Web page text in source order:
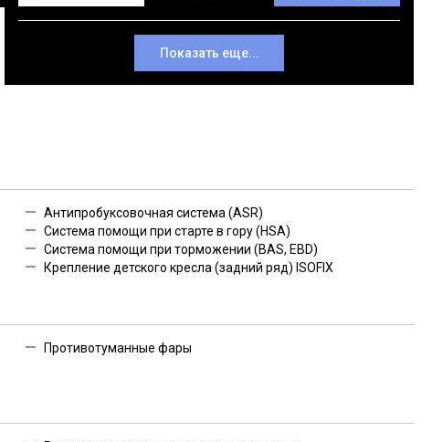
Показать еще...
Антипробуксовочная система (ASR)
Система помощи при старте в гору (HSA)
Система помощи при торможении (BAS, EBD)
Крепление детского кресла (задний ряд) ISOFIX
Противотуманные фары